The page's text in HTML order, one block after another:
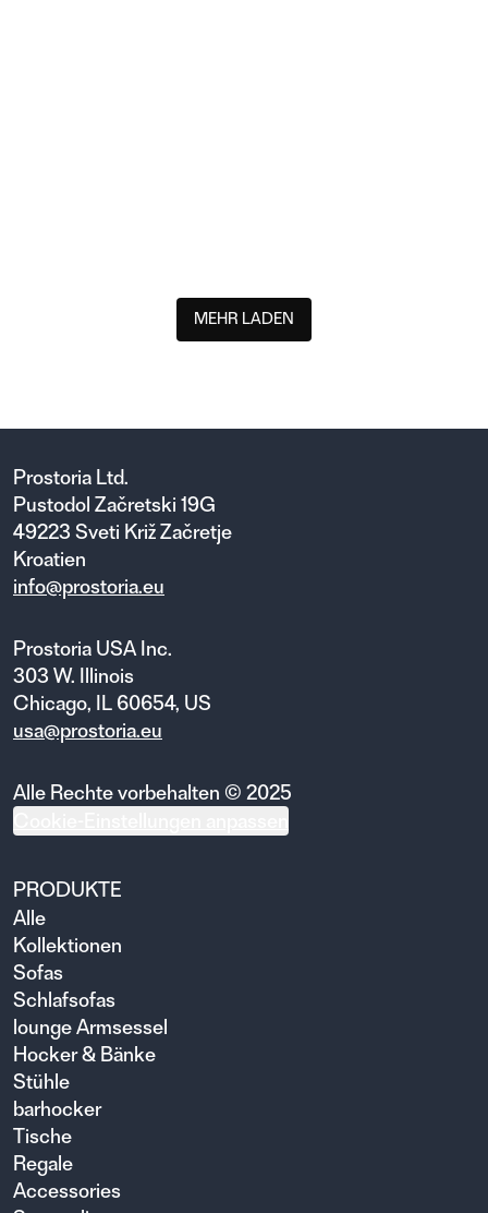
MEHR LADEN
Prostoria Ltd.
Pustodol Začretski 19G
49223 Sveti Križ Začretje
Kroatien
info@prostoria.eu
Prostoria USA Inc.
303 W. Illinois
Chicago, IL 60654, US
usa@prostoria.eu
Alle Rechte vorbehalten © 2025
PRODUKTE
Alle
Kollektionen
Sofas
Schlafsofas
lounge Armsessel
Hocker & Bänke
Stühle
barhocker
Tische
Regale
Accessories